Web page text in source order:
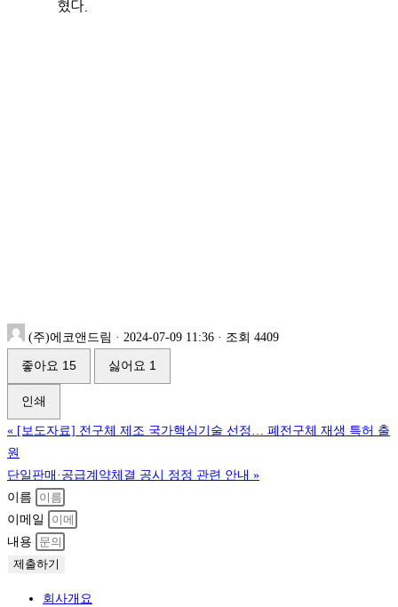
(주)에코앤드림 · 2024-07-09 11:36 · 조회 4409
좋아요 15 싫어요 1
인쇄
« [보도자료] 전구체 제조 국가핵심기술 선정… 폐전구체 재생 특허 출
원
단일판매·공급계약체결 공시 정정 관련 안내 »
이름
이메일
내용
제출하기
회사개요